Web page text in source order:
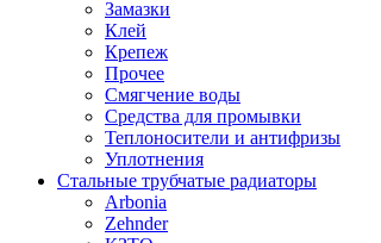
Замазки
Клей
Крепеж
Прочее
Смягчение воды
Средства для промывки
Теплоносители и антифризы
Уплотнения
Стальные трубчатые радиаторы
Arbonia
Zehnder